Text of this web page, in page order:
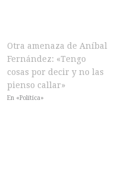
Otra amenaza de Aníbal
Fernández: «Tengo
cosas por decir y no las
pienso callar»
En «Política»